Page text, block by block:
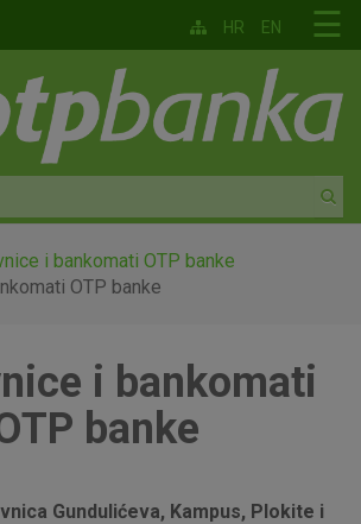
☰
HR EN
i bankomati OTP banke
OTP banke
i bankomati
banke
Gundulićeva, Kampus, Plokite i